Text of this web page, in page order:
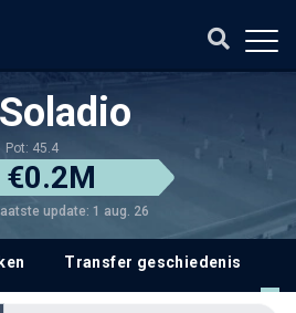
Pot: 45.4
€0.2M
update: 1 aug. 26
Transfer geschiedenis